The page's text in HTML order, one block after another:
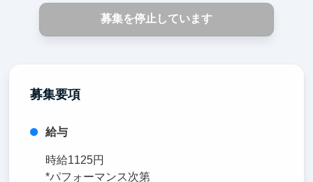
募集を停止しています
募集要項
給与
時給1125円
*パフォーマンス次第